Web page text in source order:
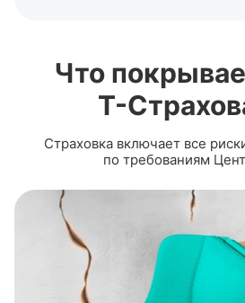
Что
Т-
Страховка включает все
по требованиям